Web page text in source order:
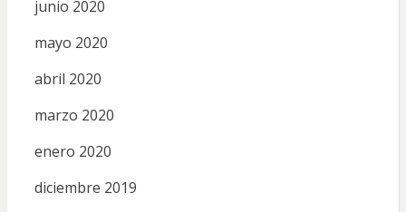
junio 2020
mayo 2020
abril 2020
marzo 2020
enero 2020
diciembre 2019